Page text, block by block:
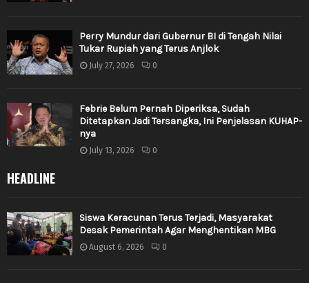
Perry Mundur dari Gubernur BI di Tengah Nilai
Tukar Rupiah yang Terus Anjlok
July 27, 2026 0
Febrie Belum Pernah Diperiksa, Sudah
Ditetapkan Jadi Tersangka, Ini Penjelasan KUHAP-
nya
July 13, 2026 0
HEADLINE
Siswa Keracunan Terus Terjadi, Masyarakat
Desak Pemerintah Agar Menghentikan MBG
August 6, 2026 0